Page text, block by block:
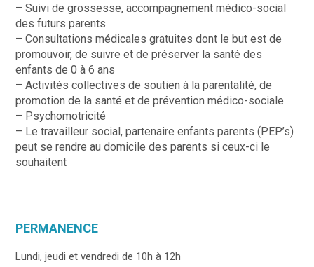
– Suivi de grossesse, accompagnement médico-social
des futurs parents
– Consultations médicales gratuites dont le but est de
promouvoir, de suivre et de préserver la santé des
enfants de 0 à 6 ans
– Activités collectives de soutien à la parentalité, de
promotion de la santé et de prévention médico-sociale
– Psychomotricité
– Le travailleur social, partenaire enfants parents (PEP’s)
peut se rendre au domicile des parents si ceux-ci le
souhaitent
PERMANENCE
Lundi, jeudi et vendredi de 10h à 12h